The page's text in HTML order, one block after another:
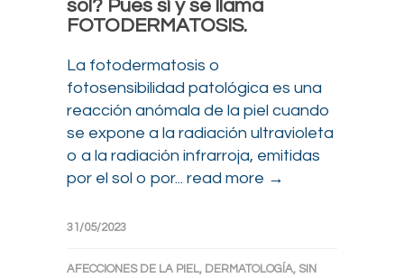
sol? Pues sí y se llama
FOTODERMATOSIS.
La fotodermatosis o
fotosensibilidad patológica es una
reacción anómala de la piel cuando
se expone a la radiación ultravioleta
o a la radiación infrarroja, emitidas
por el sol o por... read more →
31/05/2023
AFECCIONES DE LA PIEL, DERMATOLOGÍA, SIN